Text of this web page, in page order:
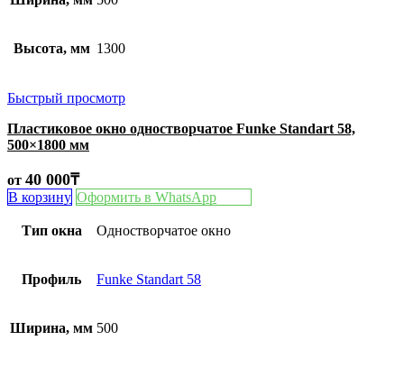
Высота, мм 1300
Быстрый просмотр
Пластиковое окно одностворчатое Funke Standart 58,
500×1800 мм
от 40 000₸
В корзину Оформить в WhatsApp
Тип окна Одностворчатое окно
Профиль Funke Standart 58
Ширина, мм 500